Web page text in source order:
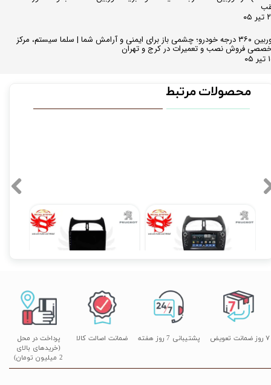
دوربین ۳۶۰ درجه خودرو؛ چشمی باز برای ایمنی و آرامش شما | سلما سیستم، مرکز
فروش نصب و تعمیرات در کرج و تهران
محصولات مرتبط
مانیتور فابریک اندروید پژو 206 مدل Smart01
۱۲,۹۰۰,۰۰۰ تومان
مانیتور فابریکی پژو 206 8 اینچ اندروید ولوم دار مدل M100
۱۶,۹۰۰,۰۰۰ تومان
پشتیبانی 7 روز هفته
پرداخت در محل
(خریدهای بالای
2 میلیون تومان)
۷ روز ضمانت تعویض ضمانت اصالت کالا